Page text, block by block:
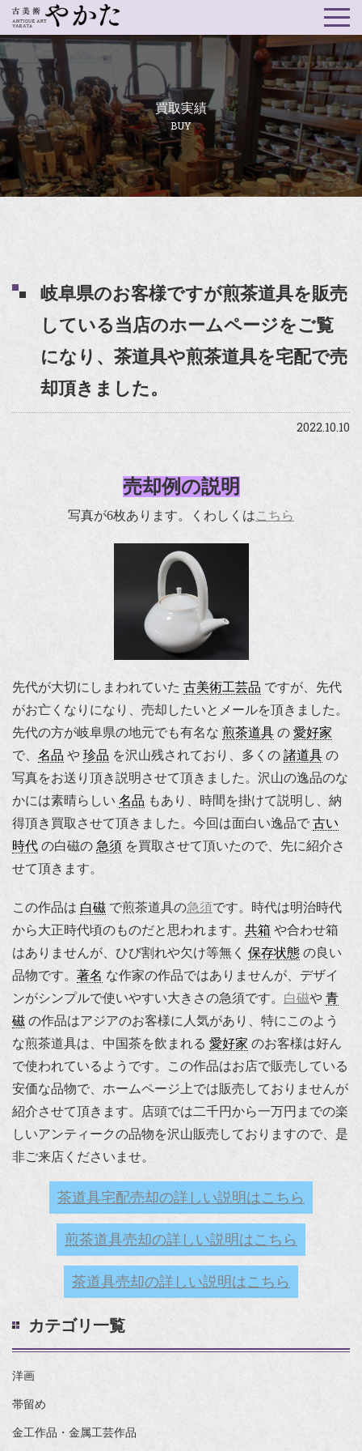
買取実績
BUY
岐阜県のお客様ですが煎茶道具を販売
している当店のホームページをご覧
になり、茶道具や煎茶道具を宅配で売
却頂きました。
2022.10.10
売却例の説明
写真が6枚あります。くわしくはこちら
先代が大切にしまわれていた 古美術工芸品 ですが、先代
がお亡くなりになり、売却したいとメールを頂きました。
先代の方が岐阜県の地元でも有名な 煎茶道具 の 愛好家
で、 名品 や 珍品 を沢山残されており、多くの 諸道具 の
写真をお送り頂き説明させて頂きました。沢山の逸品のな
かには素晴らしい 名品 もあり、時間を掛けて説明し、納
得頂き買取させて頂きました。今回は面白い逸品で 古い
時代 の白磁の 急須 を買取させて頂いたので、先に紹介さ
せて頂きます。
この作品は 白磁 で煎茶道具の急須です。時代は明治時代
から大正時代頃のものだと思われます。 共箱 や合わせ箱
はありませんが、ひび割れや欠け等無く 保存状態 の良い
品物です。 著名 な作家の作品ではありませんが、デザイ
ンがシンプルで使いやすい大きさの急須です。 白磁や 青
磁 の作品はアジアのお客様に人気があり、特にこのよう
な煎茶道具は、中国茶を飲まれる 愛好家 のお客様は好ん
で使われているようです。この作品はお店で販売している
安価な品物で、ホームページ上では販売しておりませんが
紹介させて頂きます。店頭では二千円から一万円までの楽
しいアンティークの品物を沢山販売しておりますので、是
非ご来店くださいませ。
茶道具宅配売却の詳しい説明はこちら
煎茶道具売却の詳しい説明はこちら
茶道具売却の詳しい説明はこちら
カテゴリ一覧
洋画
帯留め
金工作品・金属工芸作品